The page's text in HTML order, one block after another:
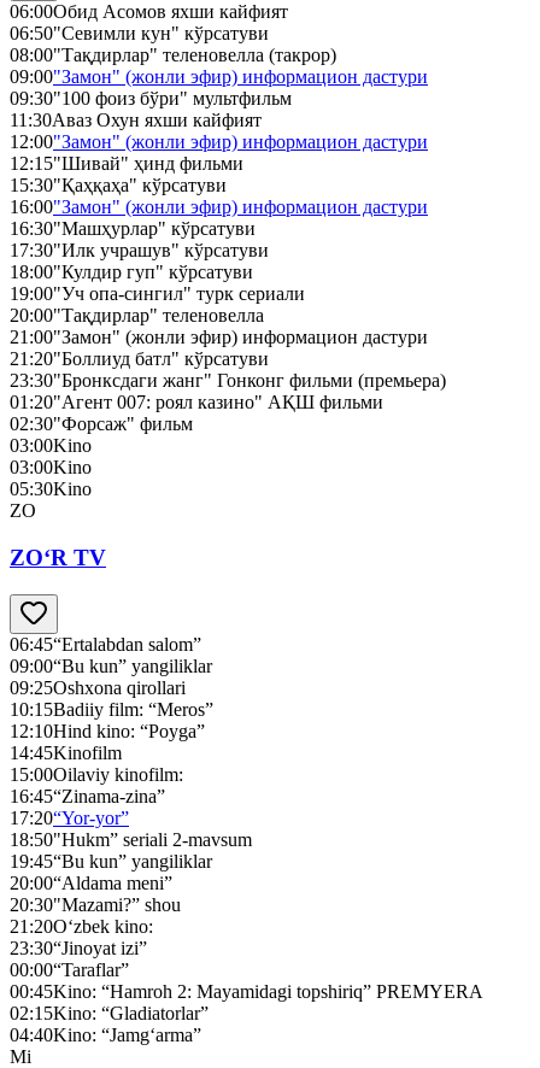
06:00Обид Асомов яхши кайфият
06:50"Севимли кун" кўрсатуви
08:00"Тақдирлар" теленовелла (такрор)
09:00"Замон" (жонли эфир) информацион дастури
09:30"100 фоиз бўри" мультфильм
11:30Аваз Охун яхши кайфият
12:00"Замон" (жонли эфир) информацион дастури
12:15"Шивай" ҳинд фильми
15:30"Қаҳқаҳа" кўрсатуви
16:00"Замон" (жонли эфир) информацион дастури
16:30"Машҳурлар" кўрсатуви
17:30"Илк учрашув" кўрсатуви
18:00"Кулдир гуп" кўрсатуви
19:00"Уч опа-сингил" турк сериали
20:00"Тақдирлар" теленовелла
21:00"Замон" (жонли эфир) информацион дастури
21:20"Боллиуд батл" кўрсатуви
23:30"Бронксдаги жанг" Гонконг фильми (премьера)
01:20"Агент 007: роял казино" АҚШ фильми
02:30"Форсаж" фильм
03:00Kino
03:00Kino
05:30Kino
ZO
ZO‘R TV
06:45“Ertalabdan salom”
09:00“Bu kun” yangiliklar
09:25Oshxona qirollari
10:15Badiiy film: “Meros”
12:10Hind kino: “Poyga”
14:45Kinofilm
15:00Oilaviy kinofilm:
16:45“Zinama-zina”
17:20“Yor-yor”
18:50"Нukm” seriali 2-mavsum
19:45“Bu kun” yangiliklar
20:00“Aldama meni”
20:30"Mazami?” shou
21:20O‘zbek kino:
23:30“Jinoyat izi”
00:00“Taraflar”
00:45Kino: “Hamroh 2: Mayamidagi topshiriq” PREMYERA
02:15Kino: “Gladiatorlar”
04:40Kino: “Jamg‘arma”
Mi